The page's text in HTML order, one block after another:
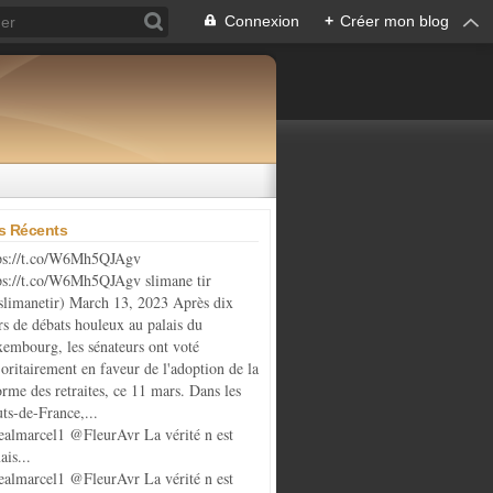
Connexion + Créer mon blog
Récents
t.co/W6Mh5QJAgv
t.co/W6Mh5QJAgv slimane tir
March 13, 2023 Après dix
de débats houleux au palais du
les sénateurs ont voté
en faveur de l'adoption de la
des retraites, ce 11 mars. Dans les
de-France,...
@FleurAvr La vérité n est
@FleurAvr La vérité n est